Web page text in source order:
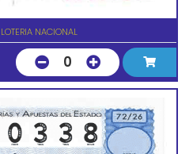
NACIONAL
0